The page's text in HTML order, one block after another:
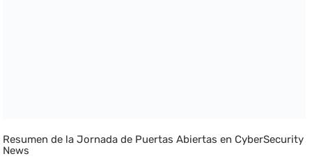
Resumen de la Jornada de Puertas Abiertas en CyberSecurity
News